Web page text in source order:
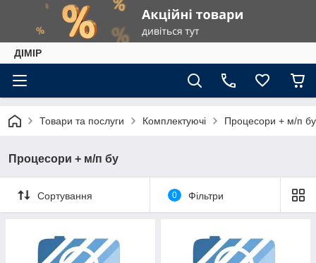
ДІМІР
Товари та послуги Комплектуючі Процесори + м/п бу
Процесори + м/п бу
Сортування 0 Фільтри